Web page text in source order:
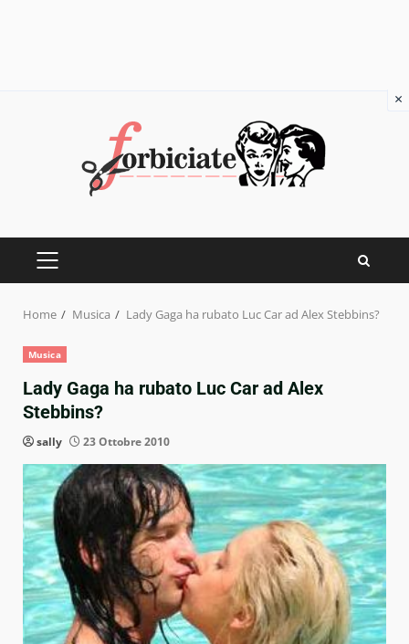
PRIMARY
Home Musica Lady Gaga ha rubato Luc Car ad Alex Stebbins?
Musica
Lady Gaga ha rubato Luc Car ad Alex
Stebbins?
sally 23 Ottobre 2010
×